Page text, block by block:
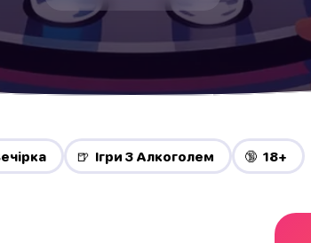
🍺 Ігри З Алкоголем 🔞 18+